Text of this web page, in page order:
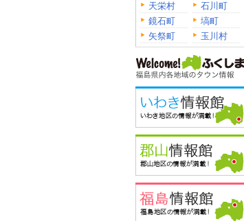
天栄村
石川町
鏡石町
塙町
矢祭町
玉川村